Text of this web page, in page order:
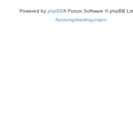
Powered by phpBB® Forum Software © phpBB
Nutzungsbedingungen